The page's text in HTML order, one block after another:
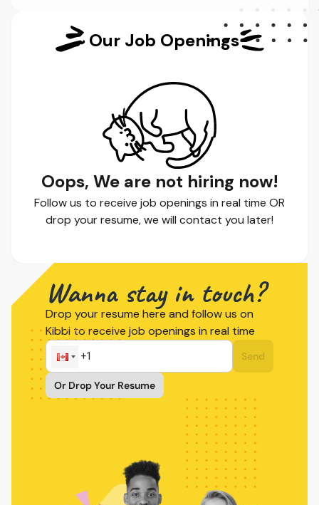
Our Job Openings
Oops, We are not hiring now!
Follow us to receive job openings in real time OR
drop your resume, we will contact you later!
Wanna stay in touch?
Drop your resume here and follow us on
Kibbi to receive job openings in real time
Send
Or Drop Your Resume